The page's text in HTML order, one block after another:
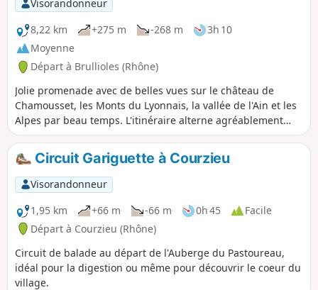
Visorandonneur
8,22 km
+275 m -268 m
3h 10
Moyenne
Départ à Brullioles (Rhône)
Jolie promenade avec de belles vues sur le château de
Chamousset, les Monts du Lyonnais, la vallée de l'Ain et les
Alpes par beau temps. L'itinéraire alterne agréablement
chemins muletiers et chemins forestiers.
Circuit Gariguette à Courzieu
Visorandonneur
1,95 km
+66 m -66 m 0h 45
Facile
Départ à Courzieu (Rhône)
Circuit de balade au départ de l'Auberge du Pastoureau,
idéal pour la digestion ou même pour découvrir le coeur du
village.